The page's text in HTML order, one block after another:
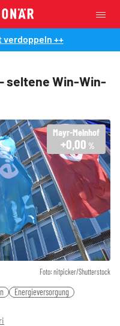
verdoppeln ++
seltene Win-Win-
Foto: nitpicker/Shutterstock
Mayr-Melnhof
+0,00 %
Energieversorgung